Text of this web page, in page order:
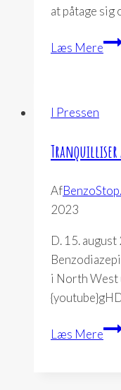
at påtage sig
Læs Mere
I Pressen
Tranquilliser
Af
2023
D. 15.
i North West
Læs Mere